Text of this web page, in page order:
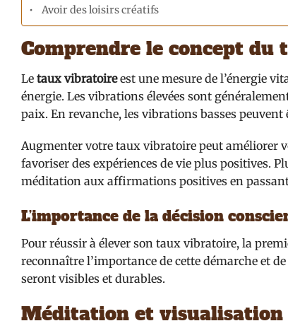
Avoir des loisirs créatifs
Comprendre le concept
Le taux vibratoireest une mesure de l’énergie
énergie. Les vibrations élevées sont
paix. En revanche, les vibrations basses peuvent
Augmenter votre taux vibratoire peut améliorer
favoriser des expériences de vie plus positives.
méditation aux affirmations positives en
L’importance de la décision
Pour réussir à élever son taux vibratoire, la
reconnaître l’importance de cette démarche et
seront visibles et durables.
Méditation et visualisation